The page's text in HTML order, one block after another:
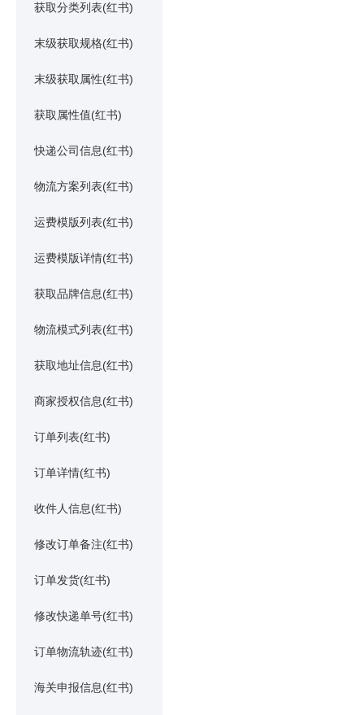
获取分类列表(红书)
末级获取规格(红书)
末级获取属性(红书)
获取属性值(红书)
快递公司信息(红书)
物流方案列表(红书)
运费模版列表(红书)
运费模版详情(红书)
获取品牌信息(红书)
物流模式列表(红书)
获取地址信息(红书)
商家授权信息(红书)
订单列表(红书)
订单详情(红书)
收件人信息(红书)
修改订单备注(红书)
订单发货(红书)
修改快递单号(红书)
订单物流轨迹(红书)
海关申报信息(红书)